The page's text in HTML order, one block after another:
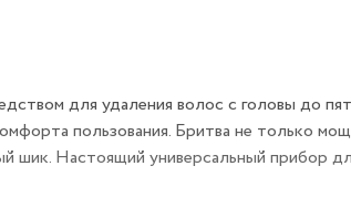
для удаления волос с головы до
пользования. Бритва не только
шик. Настоящий универсальный прибор